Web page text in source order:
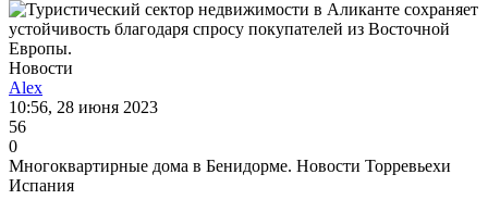
Новости
Alex
10:56, 28 июня 2023
56
0
Многоквартирные дома в Бенидорме. Новости Торревьехи
Испания